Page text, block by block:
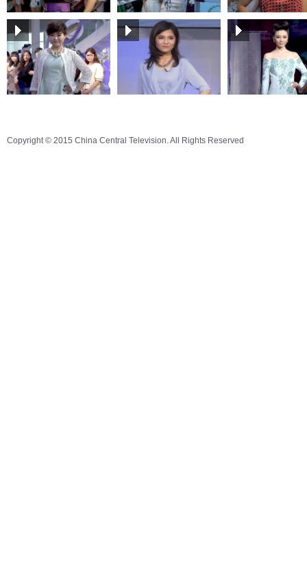
Copyright © 2015 China Central Television. All Rights Reserved